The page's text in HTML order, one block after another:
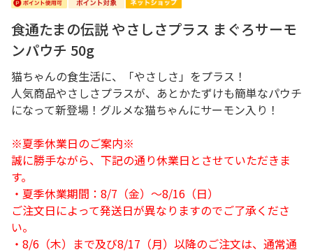
食通たまの伝説 やさしさプラス まぐろサーモ
ンパウチ 50g
猫ちゃんの食生活に、「やさしさ」をプラス！
人気商品やさしさプラスが、あとかたずけも簡単なパウチ
になって新登場！グルメな猫ちゃんにサーモン入り！
※夏季休業日のご案内※
誠に勝手ながら、下記の通り休業日とさせていただきま
す。
・夏季休業期間：8/7（金）～8/16（日）
ご注文日によって発送日が異なりますのでご了承くださ
い。
・8/6（木）まで及び8/17（月）以降のご注文は、通常通